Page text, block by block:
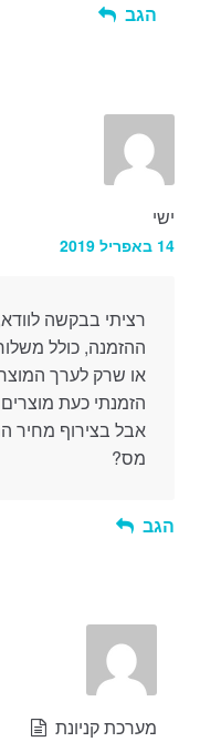
הגב
ישי
14 באפריל 2019
רציתי בבקשה
ההזמנה, כולל
או שרק לערך
אבל בצירוף
מס?
הגב
מערכת קניונת